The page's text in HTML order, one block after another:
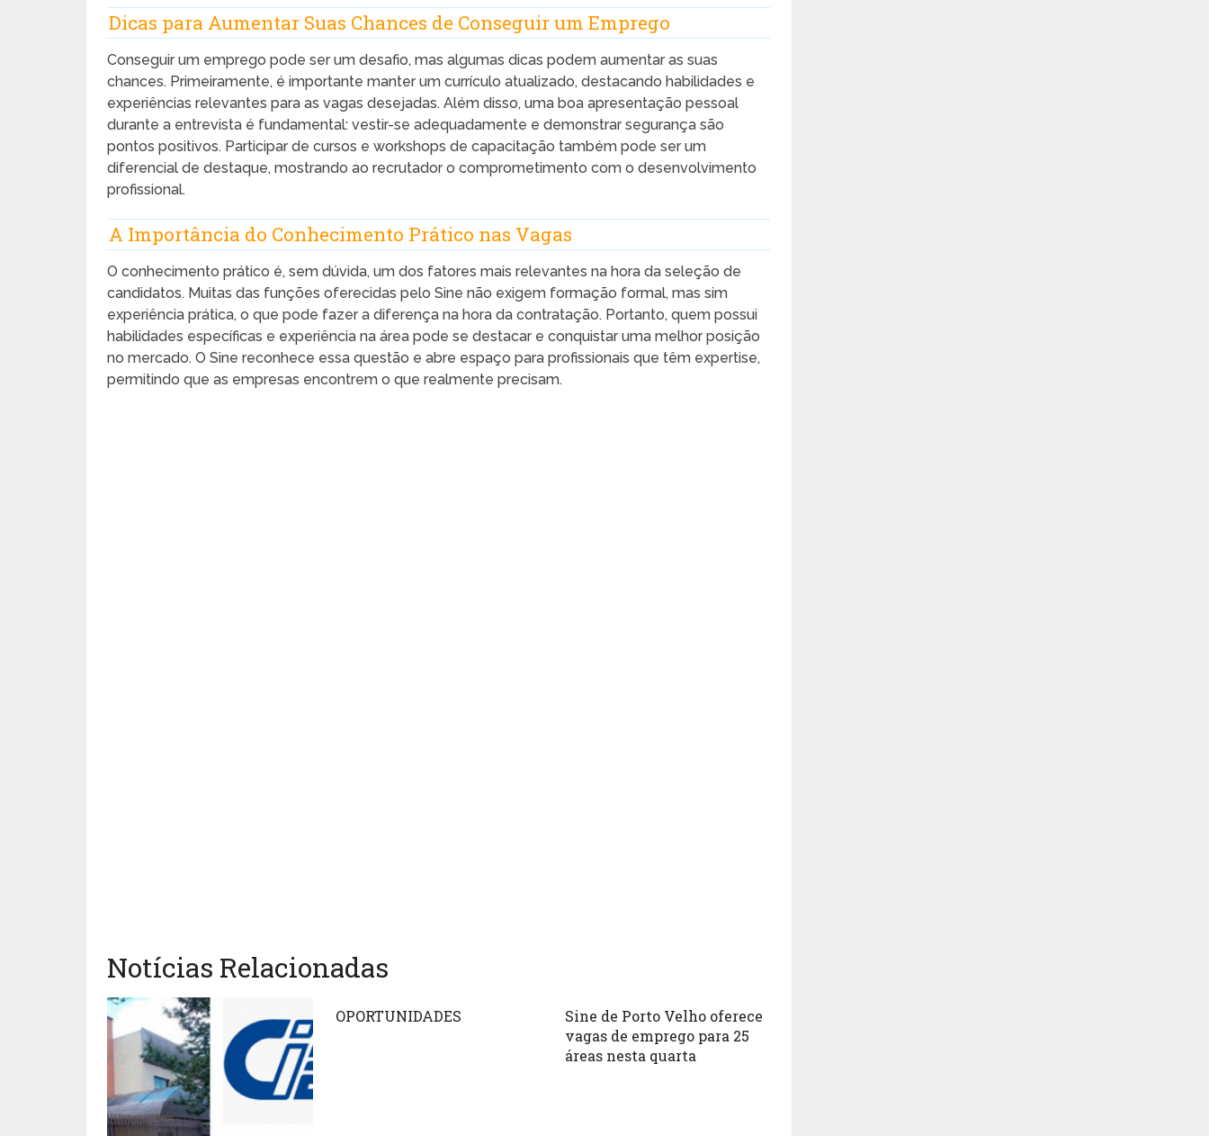
Dicas para Aumentar Suas Chances de Conseguir um Emprego
Conseguir um emprego pode ser um desafio, mas algumas dicas podem aumentar as suas
chances. Primeiramente, é importante manter um currículo atualizado, destacando habilidades e
experiências relevantes para as vagas desejadas. Além disso, uma boa apresentação pessoal
durante a entrevista é fundamental: vestir-se adequadamente e demonstrar segurança são
pontos positivos. Participar de cursos e workshops de capacitação também pode ser um
diferencial de destaque, mostrando ao recrutador o comprometimento com o desenvolvimento
profissional.
A Importância do Conhecimento Prático nas Vagas
O conhecimento prático é, sem dúvida, um dos fatores mais relevantes na hora da seleção de
candidatos. Muitas das funções oferecidas pelo Sine não exigem formação formal, mas sim
experiência prática, o que pode fazer a diferença na hora da contratação. Portanto, quem possui
habilidades específicas e experiência na área pode se destacar e conquistar uma melhor posição
no mercado. O Sine reconhece essa questão e abre espaço para profissionais que têm expertise,
permitindo que as empresas encontrem o que realmente precisam.
Notícias Relacionadas
OPORTUNIDADES
Sine de Porto Velho oferece
vagas de emprego para 25
áreas nesta quarta